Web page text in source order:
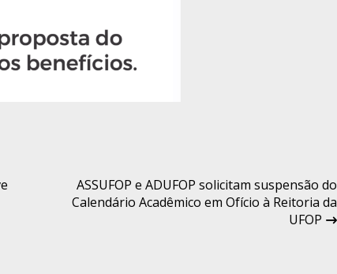
ASSUFOP e ADUFOP solicitam suspensão do
Calendário Acadêmico em Ofício à Reitoria da
UFOP